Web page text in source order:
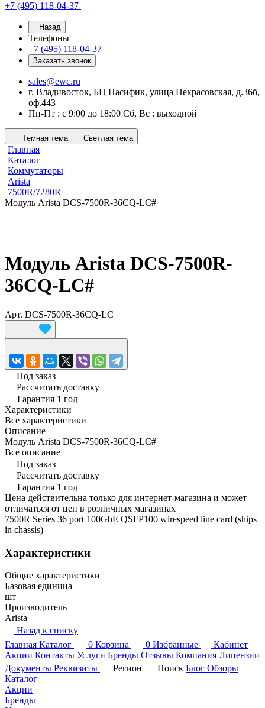
+7 (495) 118-04-37
Назад
Телефоны
+7 (495) 118-04-37
Заказать звонок
sales@ewc.ru
г. Владивосток, БЦ Пасифик, улица Некрасовская, д.36б,
оф.443
Пн-Пт : с 9:00 до 18:00 Сб, Вс : выходной
Темная тема Светлая тема
Главная
Каталог
Коммутаторы
Arista
7500R/7280R
Модуль Arista DCS-7500R-36CQ-LC#
Модуль Arista DCS-7500R-
36CQ-LC#
Арт. DCS-7500R-36CQ-LC
Под заказ
Рассчитать доставку
Гарантия 1 год
Характеристики
Все характеристики
Описание
Модуль Arista DCS-7500R-36CQ-LC#
Все описание
Под заказ
Рассчитать доставку
Гарантия 1 год
Цена действительна только для интернет-магазина и может
отличаться от цен в розничных магазинах
7500R Series 36 port 100GbE QSFP100 wirespeed line card (ships
in chassis)
Характеристики
Общие характеристики
Базовая единица
шт
Производитель
Arista
Назад к списку
Главная Каталог 0 Корзина 0 Избранные
Кабинет
Акции Контакты Услуги Бренды Отзывы Компания Лицензии
Документы Реквизиты Регион Поиск Блог Обзоры
Каталог
Акции
Бренды